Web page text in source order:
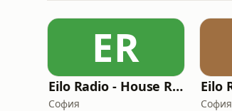
ER
Eilo Radio - House Radio
София София